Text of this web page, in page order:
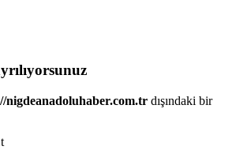
nigdeanadoluhaber.com.tr dışındaki bir